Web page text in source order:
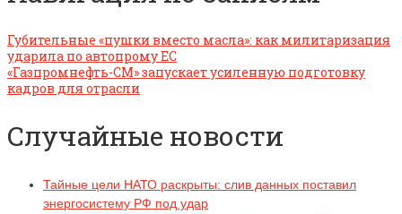
Губительные «пушки вместо масла»: как милитаризация
ударила по автопрому ЕС
«Газпромнефть-СМ» запускает усиленную подготовку
кадров для отрасли
Случайные новости
Тайные цели НАТО раскрыты: слив данных поставил
энергосистему РФ под удар